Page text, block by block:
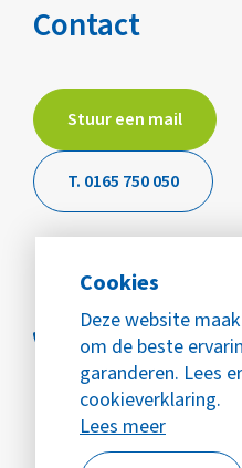
Cookies
Deze website
om de beste
garanderen. Lees
cookieverklaring.
Lees meer
Contact
Stuur een mail
T. 0165 750 050